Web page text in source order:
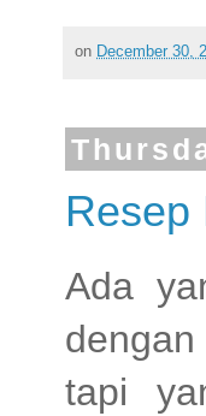
on December 30,
Resep
Ada
tapi